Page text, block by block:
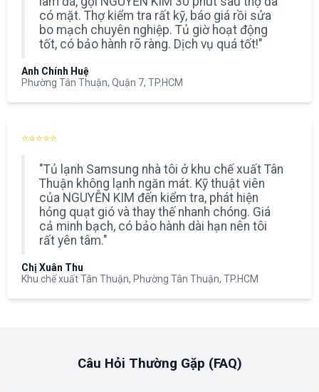
có mặt. Thợ kiểm tra rất kỹ, báo giá rồi sửa
bo mạch chuyên nghiệp. Tủ giờ hoạt động
tốt, có bảo hành rõ ràng. Dịch vụ quá tốt!"
Anh Chính Huệ
Phường Tân Thuận, Quận 7, TP.HCM
⭐⭐⭐⭐⭐
"Tủ lạnh Samsung nhà tôi ở khu chế xuất Tân
Thuận không lạnh ngăn mát. Kỹ thuật viên
của NGUYỄN KIM đến kiểm tra, phát hiện
hỏng quạt gió và thay thế nhanh chóng. Giá
cả minh bạch, có bảo hành dài hạn nên tôi
rất yên tâm."
Chị Xuân Thu
Khu chế xuất Tân Thuận, Phường Tân Thuận, TP.HCM
Câu Hỏi Thường Gặp (FAQ)